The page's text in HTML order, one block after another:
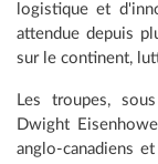
logistique et
attendue depuis
sur le continent,
Les troupes,
Dwight
anglo-canadiens